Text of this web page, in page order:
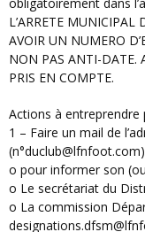
obligatoirement dans
L’ARRETE MUNICIPAL
AVOIR UN NUMERO
NON PAS ANTI-DATE.
PRIS EN COMPTE.
Actions à
1 – Faire un mail de
(n°duclub@lfnfoot.com)
o pour informer son
o Le secrétariat du
o La commission